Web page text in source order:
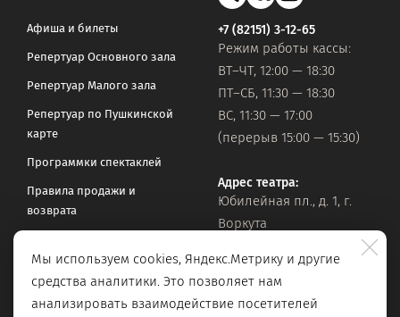
Афиша и билеты
Репертуар Основного зала
Репертуар Малого зала
Репертуар по Пушкинской
карте
Программки спектаклей
Правила продажи и
возврата
Оставить обращение
+7 (82151) 3-12-65
Режим работы кассы:
ВТ–ЧТ, 12:00 — 18:30
ПТ–СБ, 11:30 — 18:30
ВС, 11:30 — 17:00
(перерыв 15:00 — 15:30)
Адрес театра:
Юбилейная пл., д. 1, г.
Воркута
Официальная почта:
vorkteatrdr@mail.ru
Мы используем cookies, Яндекс.Метрику и другие
средства аналитики. Это позволяет нам
анализировать взаимодействие посетителей